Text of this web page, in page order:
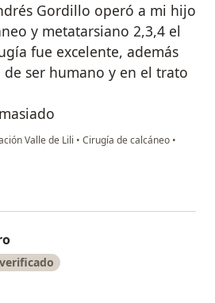
Gordillo operó a mi hijo
y metatarsiano 2,3,4 el
fue excelente, además
ser humano y en el trato
Valle de Lili • Cirugía de calcáneo •
Delgado